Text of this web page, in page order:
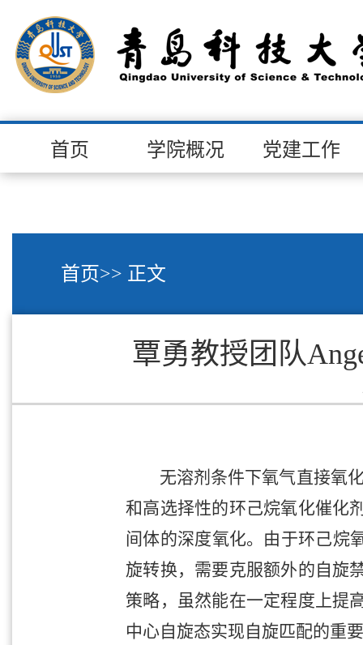
首页 学院概况 党建工作
首页>> 正文
覃勇教授团队
无溶剂条件下氧气直接氧
和高选择性的环己烷氧化催化
间体的深度氧化。由于环己烷
旋转换，需要克服额外的自旋
策略，虽然能在一定程度上提
中心自旋态实现自旋匹配的重